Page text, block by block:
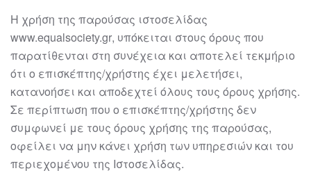
Η χρήση της παρούσας ιστοσελίδας
www.equalsociety.gr, υπόκειται στους όρους που
παρατίθενται στη συνέχεια και αποτελεί τεκμήριο
ότι ο επισκέπτης/χρήστης έχει μελετήσει,
κατανοήσει και αποδεχτεί όλους τους όρους χρήσης.
Σε περίπτωση που ο επισκέπτης/χρήστης δεν
συμφωνεί με τους όρους χρήσης της παρούσας,
οφείλει να μην κάνει χρήση των υπηρεσιών και του
περιεχομένου της Ιστοσελίδας.